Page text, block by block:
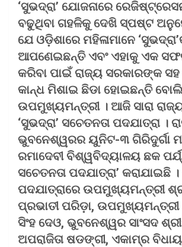
‘ସୁଭଦ୍ରା’ ଯୋଜନାରେ
ବଢୁଥିବା ଗହଳିକୁ ଦେଖି ସ୍ପଷ୍ଟ
ଯେ ଓଡ଼ିଶାରେ ମହିଳାମାନେ
ଆପଣେଇଛନ୍ତି ଏବଂ ଏହାକୁ ଏକ
କରିବା ପାଇଁ ରାଜ୍ୟ ସରକାରଙ୍କ ସହ
କାନ୍ଧ ମିଶାଇ ଛିଡା ହୋଇଛନ୍ତି
ଉପମୁଖ୍ୟମନ୍ତ୍ରୀ । ଆଜି ସାରା
‘ସୁଭଦ୍ରା’ ସଚେତନତା ପଦଯାତ୍ରା ।
ଭୁବନେଶ୍ୱରର ୟୁନିଟ-୩ ଗିରିଦୁର୍ଗା
ରମାଦେବୀ ବିଶ୍ୱବିଦ୍ୟାଳୟ ଛକ
ସଚେତନତା ପଦଯାତ୍ରା’ କରାଯାଇଛି
ପଦଯାତ୍ରାରେ ଉପମୁଖ୍ୟମନ୍ତ୍ରୀ
ପ୍ରଭାତୀ ପରିଡ଼ା, ଉପମୁଖ୍ୟମନ୍ତ୍ରୀ
ସିଂହ ଦେଓ, ଭୁବନେଶ୍ୱର ସାଂସଦ
ଅପରାଜିତା ଷଡଙ୍ଗୀ, ଏକାମ୍ର